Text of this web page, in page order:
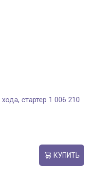
стартер 1 006 210
КУПИТЬ